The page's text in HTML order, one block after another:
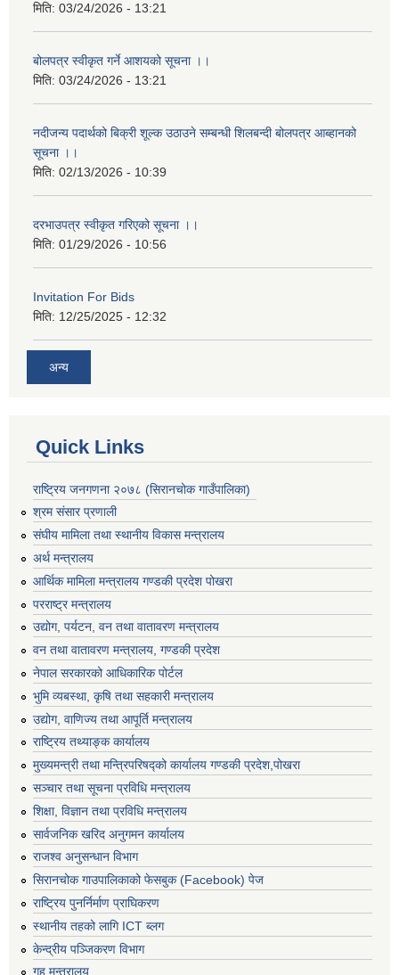
मिति: 03/24/2026 - 13:21
बोलपत्र स्वीकृत गर्ने आशयको सूचना ।।
मिति: 03/24/2026 - 13:21
नदीजन्य पदार्थको बिक्री शूल्क उठाउने सम्बन्धी शिलबन्दी बोलपत्र आब्हानको
सूचना ।।
मिति: 02/13/2026 - 10:39
दरभाउपत्र स्वीकृत गरिएको सूचना ।।
मिति: 01/29/2026 - 10:56
Invitation For Bids
मिति: 12/25/2025 - 12:32
अन्य
Quick Links
राष्ट्रिय जनगणना २०७८ (सिरानचोक गाउँपालिका)
श्रम संसार प्रणाली
संघीय मामिला तथा स्थानीय विकास मन्त्रालय
अर्थ मन्त्रालय
आर्थिक मामिला मन्त्रालय गण्डकी प्रदेश पोखरा
परराष्ट्र मन्त्रालय
उद्योग, पर्यटन, वन तथा वातावरण मन्त्रालय
वन तथा वातावरण मन्त्रालय, गण्डकी प्रदेश
नेपाल सरकारको आधिकारिक पोर्टल
भुमि व्यबस्था, कृषि तथा सहकारी मन्त्रालय
उद्योग, वाणिज्य तथा आपूर्ति मन्त्रालय
राष्ट्रिय तथ्याङ्क कार्यालय
मुख्यमन्त्री तथा मन्त्रिपरिषद्को कार्यालय गण्डकी प्रदेश,पोखरा
सञ्‍चार तथा सूचना प्रविधि मन्त्रालय
शिक्षा, विज्ञान तथा प्रविधि मन्त्रालय
सार्वजनिक खरिद अनुगमन कार्यालय
राजश्व अनुसन्धान विभाग
सिरानचोक गाउपालिकाको फेसबुक (Facebook) पेज
राष्ट्रिय पुनर्निर्माण प्राघिकरण
स्थानीय तहको लागि ICT ब्लग
केन्द्रीय पञ्जिकरण विभाग
गृह मन्त्रालय